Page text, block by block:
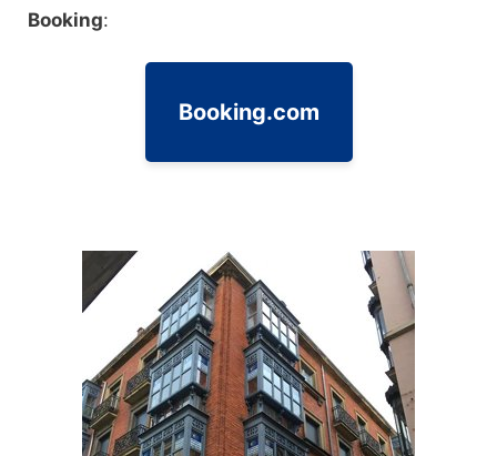
Booking:
Booking.com